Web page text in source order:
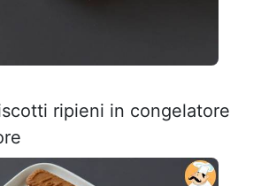
ripieni in congelatore